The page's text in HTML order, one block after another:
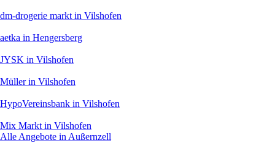
dm-drogerie markt in Vilshofen
aetka in Hengersberg
JYSK in Vilshofen
Müllerin Vilshofen
HypoVereinsbank in Vilshofen
Mix Markt in Vilshofen
Alle Angebote in Außernzell